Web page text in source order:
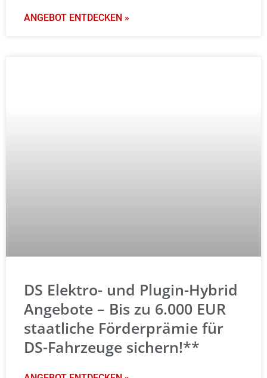
ANGEBOT ENTDECKEN »
DS Elektro- und Plugin-Hybrid
Angebote – Bis zu 6.000 EUR
staatliche Förderprämie für
DS-Fahrzeuge sichern!**